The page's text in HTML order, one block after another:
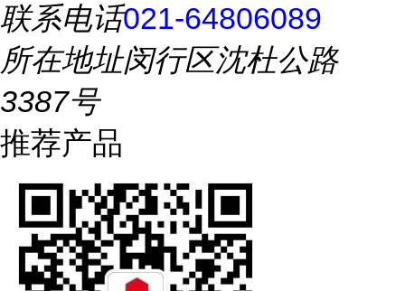
联系电话021-64806089
所在地址闵行区沈杜公路
3387号
推荐产品